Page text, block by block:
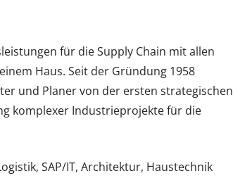
für die Supply Chain mit allen
Haus. Seit der Gründung 1958
und Planer von der ersten strategischen
komplexer Industrieprojekte für die
SAP/IT, Architektur, Haustechnik